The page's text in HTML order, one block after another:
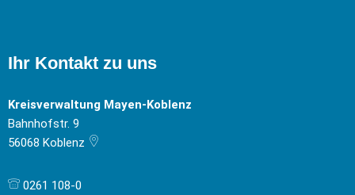
Ihr Kontakt zu uns
Kreisverwaltung Mayen-Koblenz
Bahnhofstr. 9
56068 Koblenz
0261 108-0